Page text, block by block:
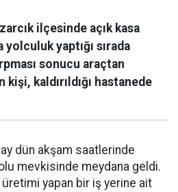
ilçesinde açık kasa
yolculuk yaptığı sırada
sonucu araçtan
kişi, kaldırıldığı hastanede
dün akşam saatlerinde
mevkisinde meydana geldi.
yapan bir iş yerine ait